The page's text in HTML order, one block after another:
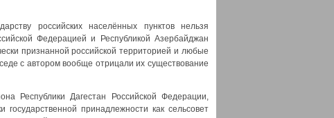
российских населённых пунктов нельзя
Федерацией и Республикой Азербайджан
признанной российской территорией и любые
с автором вообще отрицали их существование
Республики Дагестан Российской Федерации,
принадлежности как сельсовет